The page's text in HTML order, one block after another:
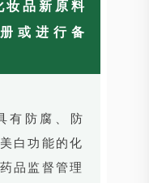
妆品新原料
或进行备
有防腐、防
白功能的化
品监督管理